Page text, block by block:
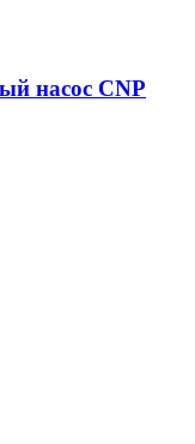
насос CNP